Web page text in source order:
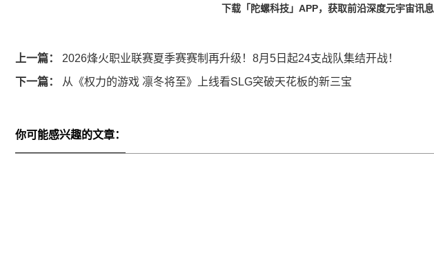
下载「陀螺科技」APP，获取前沿深度元宇宙讯息
上一篇： 2026烽火职业联赛夏季赛赛制再升级！8月5日起24支战队集结开战！
下一篇：
从《权力的游戏 凛冬将至》上线看SLG突破天花板的新三宝
你可能感兴趣的文章：